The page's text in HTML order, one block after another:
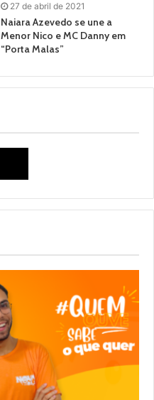
27 de abril de 2021
Naiara Azevedo se une a
Menor Nico e MC Danny em
“Porta Malas”